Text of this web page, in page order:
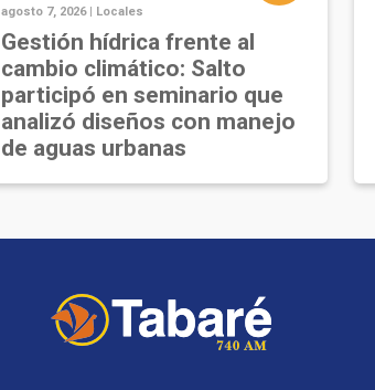
agosto 7, 2026 | Locales
Gestión hídrica frente al
cambio climático: Salto
participó en seminario que
analizó diseños con manejo
de aguas urbanas